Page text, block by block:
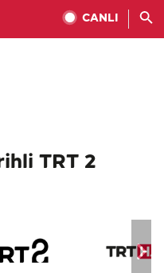
CANLI
TRT 2